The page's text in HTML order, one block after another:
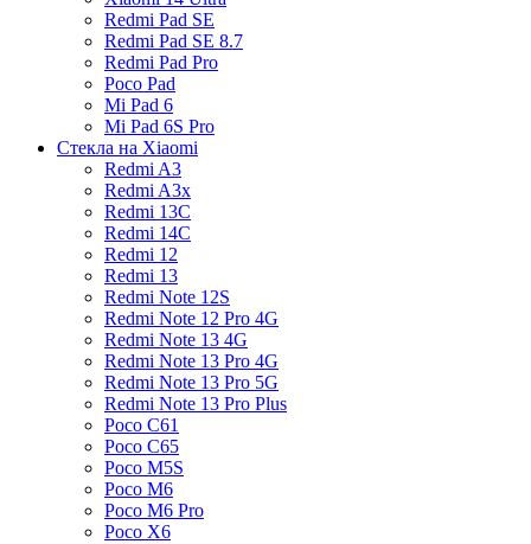
Redmi Pad SE
Redmi Pad SE 8.7
Redmi Pad Pro
Poco Pad
Mi Pad 6
Mi Pad 6S Pro
Стекла на Xiaomi
Redmi A3
Redmi A3x
Redmi 13C
Redmi 14C
Redmi 12
Redmi 13
Redmi Note 12S
Redmi Note 12 Pro 4G
Redmi Note 13 4G
Redmi Note 13 Pro 4G
Redmi Note 13 Pro 5G
Redmi Note 13 Pro Plus
Poco C61
Poco C65
Poco M5S
Poco M6
Poco M6 Pro
Poco X6